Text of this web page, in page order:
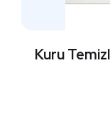
Kuru